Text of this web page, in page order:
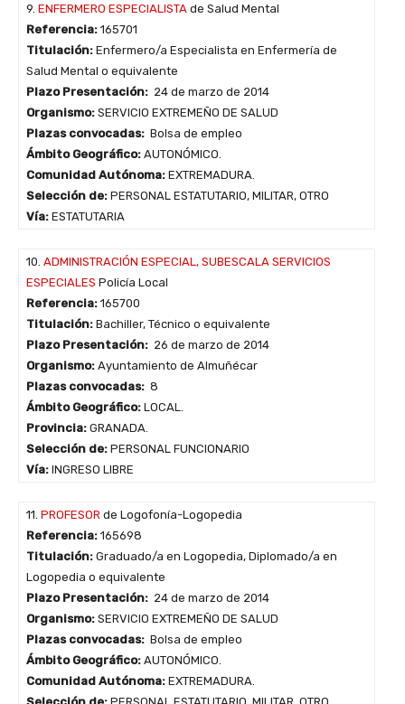
9. ENFERMERO ESPECIALISTA de Salud Mental
Referencia: 165701
Titulación: Enfermero/a Especialista en Enfermería de
Salud Mental o equivalente
Plazo Presentación: 24 de marzo de 2014
Organismo: SERVICIO EXTREMEÑO DE SALUD
Plazas convocadas: Bolsa de empleo
Ámbito Geográfico: AUTONÓMICO.
Comunidad Autónoma: EXTREMADURA.
Selección de: PERSONAL ESTATUTARIO, MILITAR, OTRO
Vía: ESTATUTARIA
10. ADMINISTRACIÓN ESPECIAL, SUBESCALA SERVICIOS
ESPECIALES Policía Local
Referencia: 165700
Titulación: Bachiller, Técnico o equivalente
Plazo Presentación: 26 de marzo de 2014
Organismo: Ayuntamiento de Almuñécar
Plazas convocadas: 8
Ámbito Geográfico: LOCAL.
Provincia: GRANADA.
Selección de: PERSONAL FUNCIONARIO
Vía: INGRESO LIBRE
11. PROFESOR de Logofonía-Logopedia
Referencia: 165698
Titulación: Graduado/a en Logopedia, Diplomado/a en
Logopedia o equivalente
Plazo Presentación: 24 de marzo de 2014
Organismo: SERVICIO EXTREMEÑO DE SALUD
Plazas convocadas: Bolsa de empleo
Ámbito Geográfico: AUTONÓMICO.
Comunidad Autónoma: EXTREMADURA.
Selección de: PERSONAL ESTATUTARIO, MILITAR, OTRO